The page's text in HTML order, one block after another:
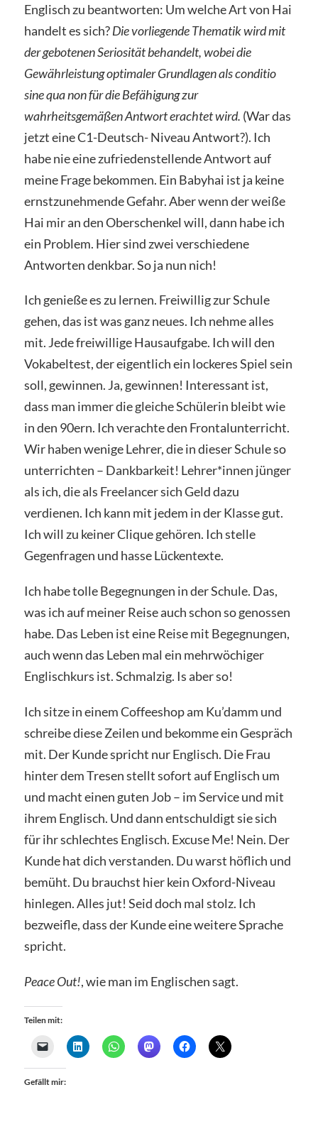
Englisch zu beantworten: Um welche Art von Hai
handelt es sich?Die vorliegende Thematik wird mit
der gebotenen Seriosität behandelt, wobei die
Gewährleistung optimaler Grundlagen als conditio
sine qua non für die Befähigung zur
wahrheitsgemäßen Antwort erachtet wird. (War das
jetzt eine C1-Deutsch- Niveau Antwort?). Ich
habe nie eine zufriedenstellende Antwort auf
meine Frage bekommen. Ein Babyhai ist ja keine
ernstzunehmende Gefahr. Aber wenn der weiße
Hai mir an den Oberschenkel will, dann habe ich
ein Problem. Hier sind zwei verschiedene
Antworten denkbar. So ja nun nich!
Ich genieße es zu lernen. Freiwillig zur Schule
gehen, das ist was ganz neues. Ich nehme alles
mit. Jede freiwillige Hausaufgabe. Ich will den
Vokabeltest, der eigentlich ein lockeres Spiel sein
soll, gewinnen. Ja, gewinnen! Interessant ist,
dass man immer die gleiche Schülerin bleibt wie
in den 90ern. Ich verachte den Frontalunterricht.
Wir haben wenige Lehrer, die in dieser Schule so
unterrichten – Dankbarkeit! Lehrer*innen jünger
als ich, die als Freelancer sich Geld dazu
verdienen. Ich kann mit jedem in der Klasse gut.
Ich will zu keiner Clique gehören. Ich stelle
Gegenfragen und hasse Lückentexte.
Ich habe tolle Begegnungen in der Schule. Das,
was ich auf meiner Reise auch schon so genossen
habe. Das Leben ist eine Reise mit Begegnungen,
auch wenn das Leben mal ein mehrwöchiger
Englischkurs ist. Schmalzig. Is aber so!
Ich sitze in einem Coffeeshop am Ku’damm und
schreibe diese Zeilen und bekomme ein Gespräch
mit. Der Kunde spricht nur Englisch. Die Frau
hinter dem Tresen stellt sofort auf Englisch um
und macht einen guten Job – im Service und mit
ihrem Englisch. Und dann entschuldigt sie sich
für ihr schlechtes Englisch. Excuse Me! Nein. Der
Kunde hat dich verstanden. Du warst höflich und
bemüht. Du brauchst hier kein Oxford-Niveau
hinlegen. Alles jut! Seid doch mal stolz. Ich
bezweifle, dass der Kunde eine weitere Sprache
spricht.
Peace Out!, wie man im Englischen sagt.
Teilen mit:
Gefällt mir: